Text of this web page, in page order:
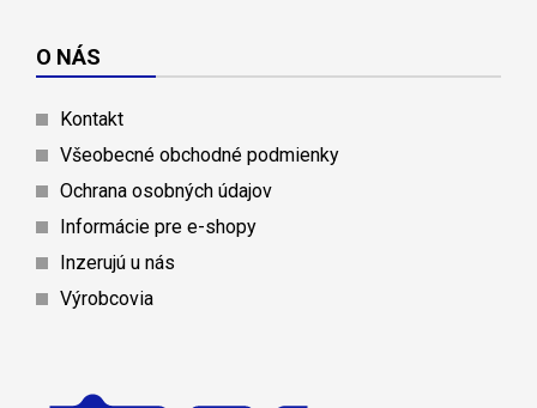
O NÁS
Kontakt
Všeobecné obchodné podmienky
Ochrana osobných údajov
Informácie pre e-shopy
Inzerujú u nás
Výrobcovia